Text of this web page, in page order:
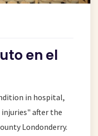
en el
in hospital,
after the
Londonderry.